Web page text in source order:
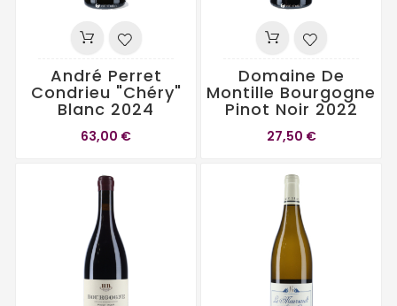
André Perret
Condrieu "Chéry"
Blanc 2024
63,00 €
Domaine De
Montille Bourgogne
Pinot Noir 2022
27,50 €